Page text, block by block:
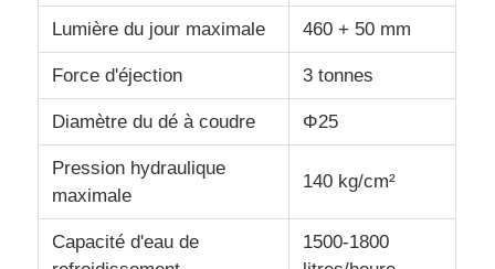
A propos de nous
Visite d'usine
Contrôle de la qualité
Contact
Lumière du jour maximale 460 + 50 mm
Force d'éjection 3 tonnes
Diamètre du dé à coudre Φ25
Pression hydraulique
maximale
140 kg/cm²
Capacité d'eau de
1500-1800